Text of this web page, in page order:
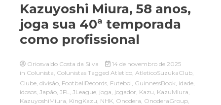
Kazuyoshi Miura, 58 anos,
joga sua 40ª temporada
como profissional
Oriosvaldo Costa da Silva
14 de novembro de 2025
in Colunista Colunistas Tagged Atletico AtleticoSuzukaClub
Clube divisão FootballRecords Futebol GuinnessBook idade
idosos Japão JFL JLeague joga jogador Kazu KazuMiura
KazuyoshiMiura KingKazu NHK Onodera OnoderaGroup